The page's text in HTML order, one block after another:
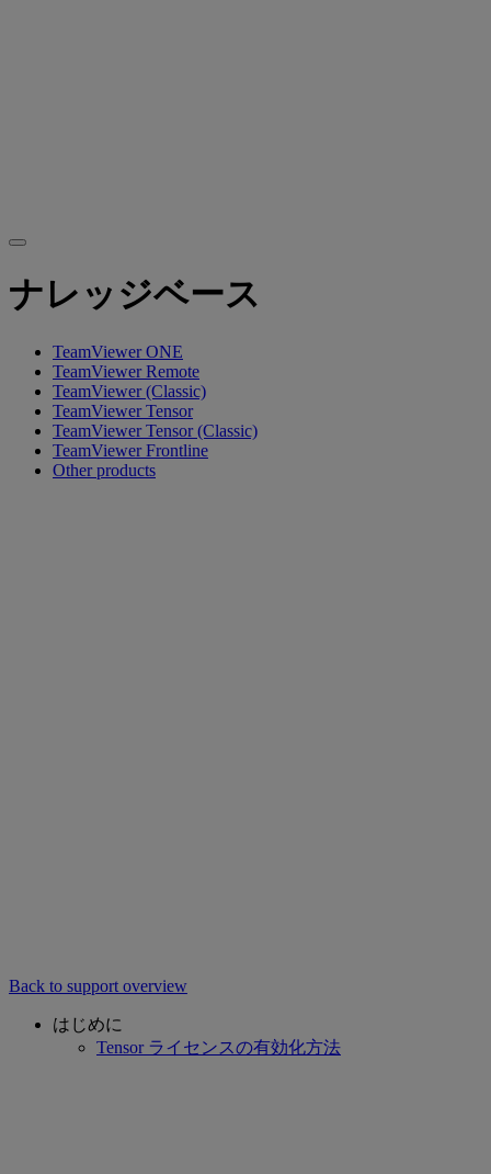
ナレッジベース
TeamViewer ONE
TeamViewer Remote
TeamViewer (Classic)
TeamViewer Tensor
TeamViewer Tensor (Classic)
TeamViewer Frontline
Other products
Back to support overview
はじめに
Tensor ライセンスの有効化方法